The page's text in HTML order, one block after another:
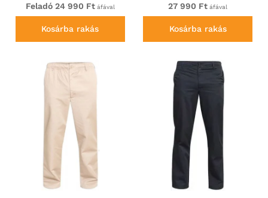
Feladó 24 990 Ftáfával
Kosárba rakás
27 990 Ft áfával
Kosárba rakás